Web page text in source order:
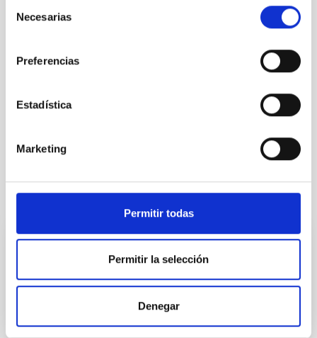
Necesarias
Preferencias
Estadística
Marketing
Permitir todas
Permitir la selección
Denegar
14:00-15:30 Comida
ESA’s site for laser and quantum links marks 25
uc3[at]iac.es
Noticias relacionadas
amplía los programas de conexión y
transmisión de datos ópticos en el
Observatorio del Teide